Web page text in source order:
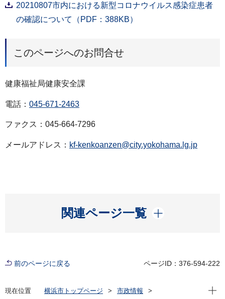
20210807市内における新型コロナウイルス感染症患者
の確認について（PDF：388KB）
このページへのお問合せ
健康福祉局健康安全課
電話： 045-671-2463
ファクス：045-664-7296
メールアドレス： kf-kenkoanzen@city.yokohama.lg.jp
関連ページ一覧
開く
前のページに戻る ページID：376-594-222
現在位置 横浜市トップページ
市政情報
現在